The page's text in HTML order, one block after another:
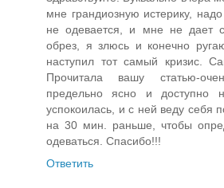
мне грандиозную истерику,
не одевается, и мне не дает
обрез, я злюсь и конечно
наступил тот самый кризис.
Прочитала вашу статью-
предельно ясно и доступно
успокоилась, и с ней веду себя
на 30 мин. раньше, чтобы
одеваться. Спасибо!!!
Ответить